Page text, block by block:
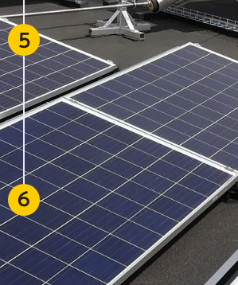
Raccordement au réseau
Nous nous chargeons de la
réseau et assurons les tests
fonctionnement et la
biomasse.
5
Exploitation et
Nos techniciens s’occupent
fonctionnement et
besoin. Nos équipes
d’installation de panneaux
proposer une solution sur-
rendement optimal. Nous
performances et de la
chaufferie biomasse.
6